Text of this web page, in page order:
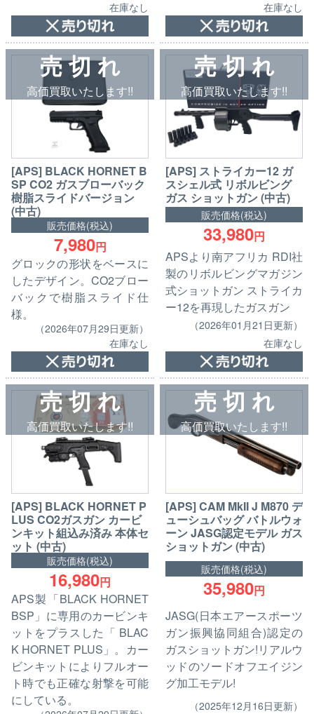
在庫なし 在庫なし
売 切 れ
高価買取いたします!!
[APS] BLACK HORNET B
SP CO2 ガスブローバック
樹脂スライドバージョン
(中古)
販売価格(税込)
7,980円
グロックの形状をベースに
したデザイン。CO2ブロー
バックで樹脂スライド仕
様。
（2026年07月29日更新）
在庫なし
売 切 れ
高価買取いたします!!
[APS] ストライカー12 ガ
スシェル式 リボルビング
ガス ショットガン (中古)
販売価格(税込)
33,980円
APSより南アフリカ RDI社
製のリボルビングマガジン
式ショットガン ストライカ
ー12を再現したガスガン
（2026年01月21日更新）
在庫なし
売 切 れ
高価買取いたします!!
[APS] BLACK HORNET P
LUS CO2ガスガン カービ
ンキット組込み済み 本体セ
ット (中古)
販売価格(税込)
16,980円
APS製「BLACK HORNET
BSP」に専用のカービンキ
ットをプラスした「 BLAC
K HORNET PLUS」。カー
ビンキットによりフルオー
ト時でも正確な射撃を可能
にしている。
売 切 れ
高価買取いたします!!
[APS] CAM MkII J M870 デ
ューシュバッグ バトルウォ
ーン JASG認定モデル ガス
ショットガン (中古)
販売価格(税込)
35,980円
JASG(日本エアースポーツ
ガン振興協同組合)認定の
ガスショットガン!リアルウ
ッドのソードオフエイジン
グ加工モデル!
（2025年12月16日更新）